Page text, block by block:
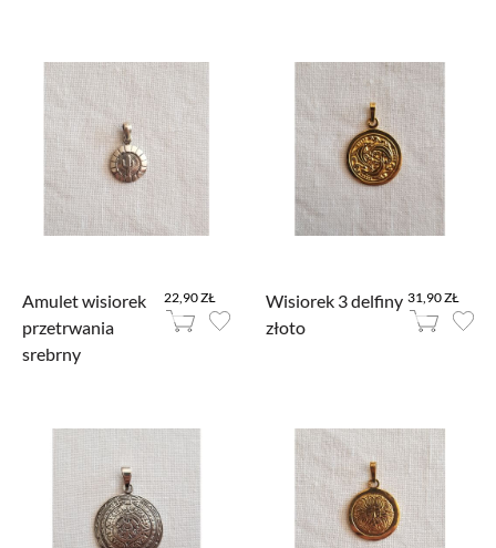
Amulet wisiorek
przetrwania
srebrny
22,90 ZŁ
Wisiorek 3 delfiny
złoto
31,90 ZŁ